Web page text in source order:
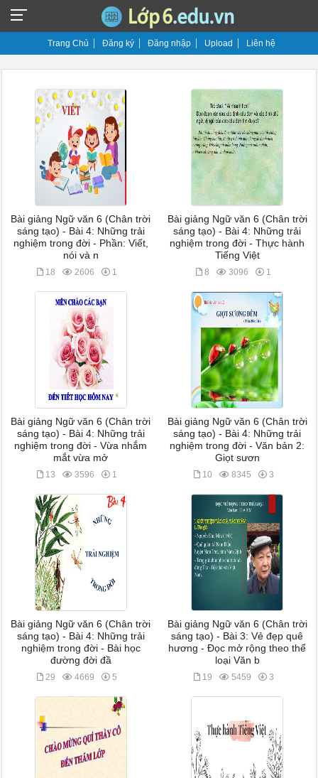
Trang Chủ Đăng ký Đăng nhập Upload Liên hệ
Bài giảng Ngữ văn 6 (Chân trời
sáng tạo) - Bài 4: Những trải
nghiệm trong đời - Phần: Viết,
nói và n
18 2606 1
Bài giảng Ngữ văn 6 (Chân trời
sáng tạo) - Bài 4: Những trải
nghiệm trong đời - Thực hành
Tiếng Việt
8 3096 1
Bài giảng Ngữ văn 6 (Chân trời
sáng tạo) - Bài 4: Những trải
nghiệm trong đời - Vừa nhắm
mắt vừa mở
13 3596 1
Bài giảng Ngữ văn 6 (Chân trời
sáng tạo) - Bài 4: Những trải
nghiệm trong đời - Văn bản 2:
Giọt sươn
10 8345 3
Bài giảng Ngữ văn 6 (Chân trời
sáng tạo) - Bài 4: Những trải
nghiệm trong đời - Bài học
đường đời đầ
29 4669 5
Bài giảng Ngữ văn 6 (Chân trời
sáng tạo) - Bài 3: Vẻ đẹp quê
hương - Đọc mở rộng theo thể
loại Văn b
19 5459 3